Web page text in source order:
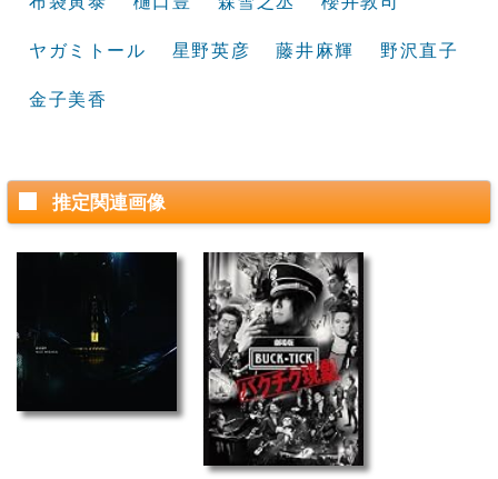
ヤガミトール 星野英彦 藤井麻輝 野沢直子
金子美香
推定関連画像